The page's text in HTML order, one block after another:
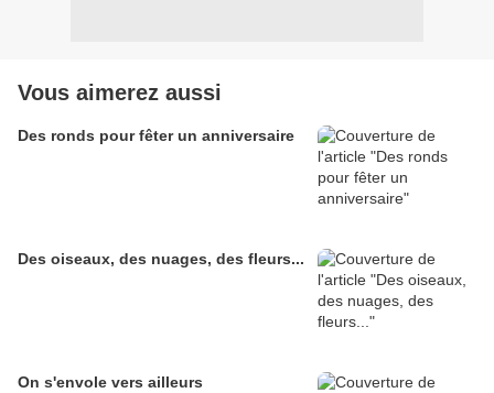
Vous aimerez aussi
Des ronds pour fêter un anniversaire
Des oiseaux, des nuages, des fleurs...
On s'envole vers ailleurs